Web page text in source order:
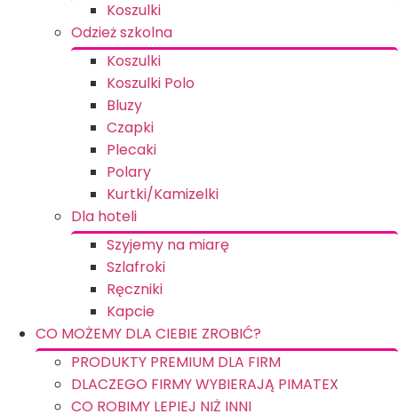
Koszulki
Odzież szkolna
Koszulki
Koszulki Polo
Bluzy
Czapki
Plecaki
Polary
Kurtki/Kamizelki
Dla hoteli
Szyjemy na miarę
Szlafroki
Ręczniki
Kapcie
CO MOŻEMY DLA CIEBIE ZROBIĆ?
PRODUKTY PREMIUM DLA FIRM
DLACZEGO FIRMY WYBIERAJĄ PIMATEX
CO ROBIMY LEPIEJ NIŻ INNI